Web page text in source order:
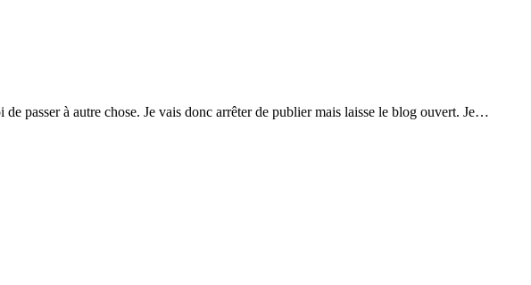
passer à autre chose. Je vais donc arrêter de publier mais laisse le blog ouvert. Je…